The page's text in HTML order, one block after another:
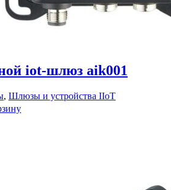
iot-шлюз aik001
, Шлюзы и устройства IIoT